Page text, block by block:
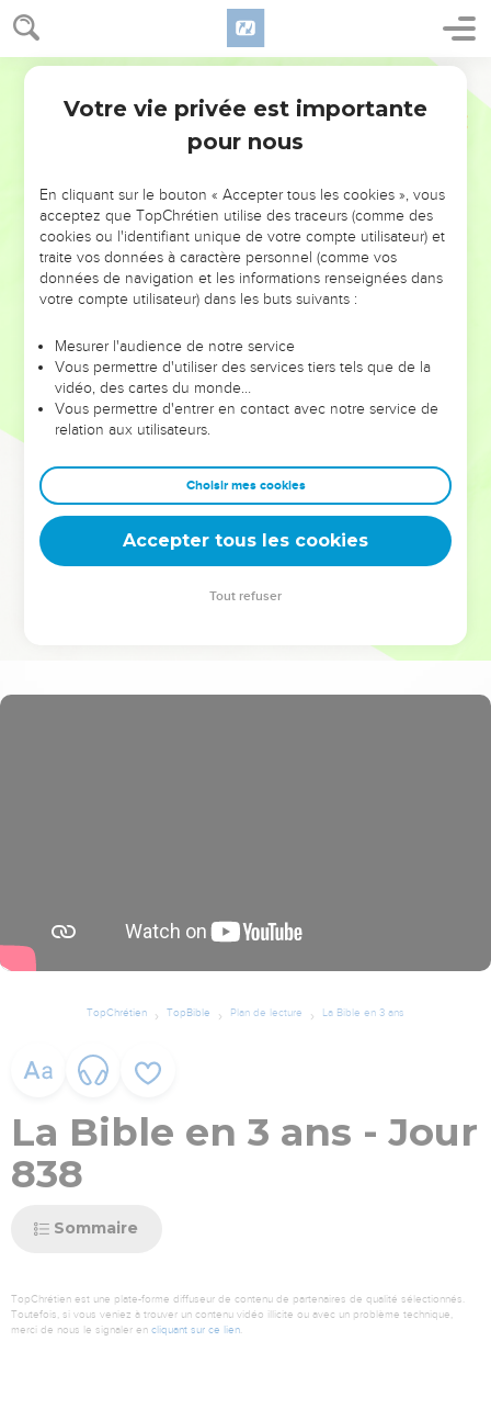
NE MANQUEZ PAS L’ÉVÉNEMENT
DE L’ANNÉE !
ET SI LEURS ERREURS POUVAIENT VOUS ÉVITER LES
VOTRES ?
leur foi ou leur vision. Mais on voit moins les doutes, les erreurs
et les saisons difficiles qu'ils ont traversés, alors même que ce
sont elles qui les ont façonnés.
Dans cette conférence, leaders, entrepreneurs, et responsables
clés pour avancer avec plus de sagesse afin que leurs erreurs
deviennent vos tremplins. Que vous guidiez un ministère, une
équipe, un groupe ou une famille, leur expérience est faite
TopChrétien TopBible Plan de lecture La Bible en 3 ans
La Bible en 3 ans - Jour
838
Sommaire
TopChrétien est une plate-forme diffuseur de contenu de partenaires de qualité sélectionnés.
Toutefois, si vous veniez à trouver un contenu vidéo illicite ou avec un problème technique,
merci de nous le signaler en cliquant sur ce lien
Votre vie privée est importante
pour nous
En cliquant sur le bouton « Accepter tous les cookies », vous
acceptez que TopChrétien utilise des traceurs (comme des
cookies ou l'identifiant unique de votre compte utilisateur) et
traite vos données à caractère personnel (comme vos
données de navigation et les informations renseignées dans
votre compte utilisateur) dans les buts suivants :
Mesurer l'audience de notre service
Vous permettre d'utiliser des services tiers tels que de la
vidéo, des cartes du monde…
Vous permettre d'entrer en contact avec notre service de
relation aux utilisateurs.
Choisir mes cookies
Accepter tous les cookies
Tout refuser